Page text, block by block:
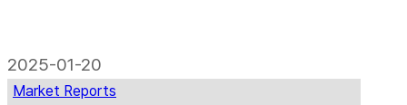
2025-01-20
Market Reports